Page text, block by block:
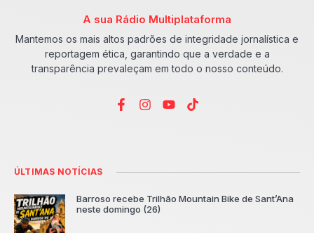
A sua Rádio Multiplataforma
Mantemos os mais altos padrões de integridade jornalística e
reportagem ética, garantindo que a verdade e a
transparência prevaleçam em todo o nosso conteúdo.
ÚLTIMAS NOTÍCIAS
Barroso recebe Trilhão Mountain Bike de Sant’Ana
neste domingo (26)